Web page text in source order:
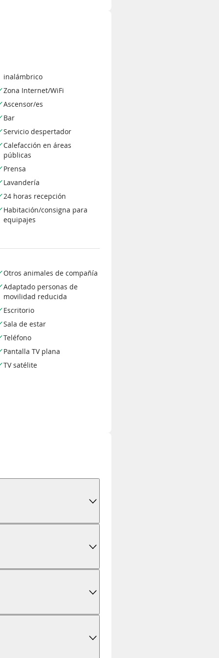
inalámbrico
Zona Internet/WiFi
Ascensor/es
Bar
Servicio despertador
Calefacción en áreas
públicas
Prensa
Lavandería
24 horas recepción
Habitación/consigna para
equipajes
Otros animales de compañía
Adaptado personas de
movilidad reducida
Escritorio
Sala de estar
Teléfono
Pantalla TV plana
TV satélite